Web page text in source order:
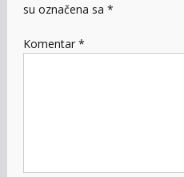
su označena sa *
Komentar *